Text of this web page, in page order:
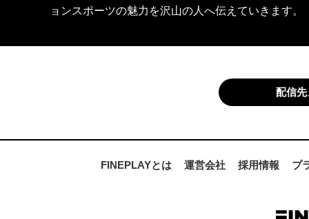
ョンスポーツの魅力を沢山の人へ伝えていきます。
配信
FINEPLAYとは 運営会社 採用情報 プ